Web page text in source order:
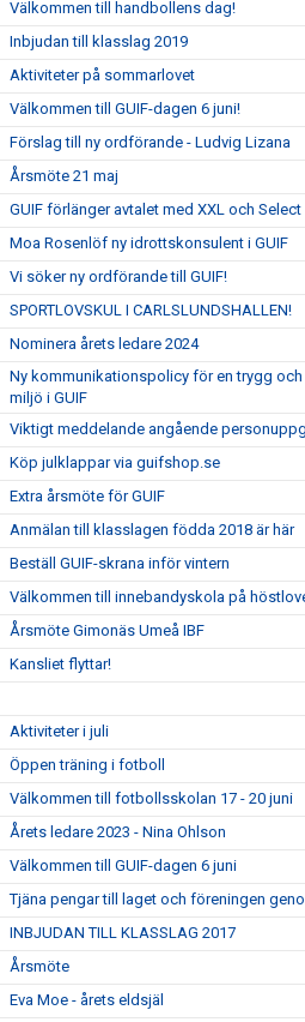
Välkommen till handbollens dag!
Inbjudan till klasslag 2019
Aktiviteter på sommarlovet
Välkommen till GUIF-dagen 6 juni!
Förslag till ny ordförande - Ludvig Lizana
Årsmöte 21 maj
GUIF förlänger avtalet med XXL och Select
Moa Rosenlöf ny idrottskonsulent i GUIF
Vi söker ny ordförande till GUIF!
SPORTLOVSKUL I CARLSLUNDSHALLEN!
Nominera årets ledare 2024
Ny kommunikationspolicy för en trygg
miljö i GUIF
Viktigt meddelande angående
Köp julklappar via guifshop.se
Extra årsmöte för GUIF
Anmälan till klasslagen födda 2018 är här
Beställ GUIF-skrana inför vintern
Välkommen till innebandyskola på
Årsmöte Gimonäs Umeå IBF
Kansliet flyttar!
Aktiviteter i juli
Öppen träning i fotboll
Välkommen till fotbollsskolan 17 - 20 juni
Årets ledare 2023 - Nina Ohlson
Välkommen till GUIF-dagen 6 juni
Tjäna pengar till laget och föreningen
INBJUDAN TILL KLASSLAG 2017
Årsmöte
Eva Moe - årets eldsjäl